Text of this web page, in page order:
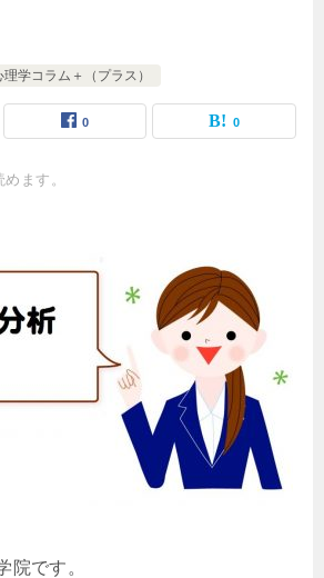
理学コラム＋（プラス）
0 0
ます。
院です。